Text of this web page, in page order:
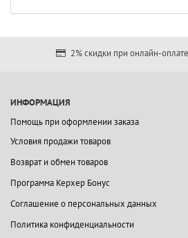
2% скидки при онлайн-
ИНФОРМАЦИЯ
Помощь при оформлении заказа
Условия продажи товаров
Возврат и обмен товаров
Программа Керхер Бонус
Соглашение о персональных данных
Политика конфиденциальности